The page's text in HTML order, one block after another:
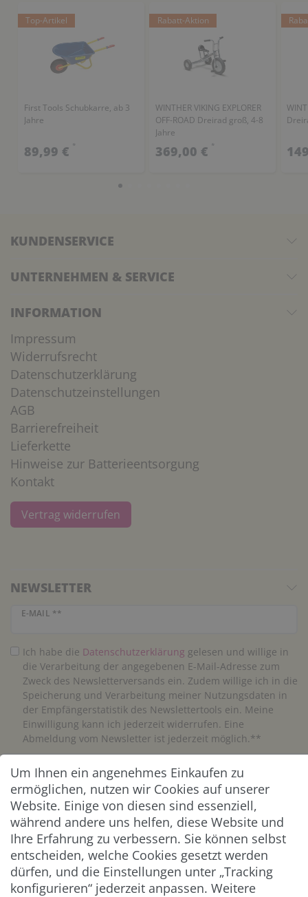
Top-Artikel
First Tools Schubkarre, ab 3
Jahre
89,99 € *
Rabatt-Aktion
WINTHER VIKING EXPLORER
OFF-ROAD Dreirad groß, 4-8
Jahre
369,00 € *
KUNDENSERVICE
UNTERNEHMEN & SERVICE
INFORMATION
Impressum
Widerrufsrecht
Datenschutzerklärung
Datenschutzeinstellungen
AGB
Barrierefreiheit
Lieferkette
Hinweise zur Batterieentsorgung
Kontakt
Vertrag widerrufen
NEWSLETTER
E-MAIL **
Newsletter Honig
Ich habe die Daten­schutz­erklärung gelesen und willige in
die Verarbeitung der angegebenen E-Mail-Adresse zum
Zweck des Newsletterversands ein. Zudem willige ich in die
Speicherung und Verarbeitung meiner Nutzungsdaten in
der Empfängerstatistik des Newslettertools ein. Meine
Einwilligung kann ich jederzeit widerrufen. Eine
Abmeldung vom Newsletter ist jederzeit möglich.**
Abonnieren
** Hierbei handelt es sich um ein Pflichtfeld.
ZAHLUNG & VERSAND
Um Ihnen ein angenehmes Einkaufen zu
ermöglichen, nutzen wir Cookies auf unserer
Website. Einige von diesen sind essenziell,
während andere uns helfen, diese Website und
Ihre Erfahrung zu verbessern. Sie können selbst
entscheiden, welche Cookies gesetzt werden
dürfen, und die Einstellungen unter „Tracking
konfigurieren“ jederzeit anpassen. Weitere